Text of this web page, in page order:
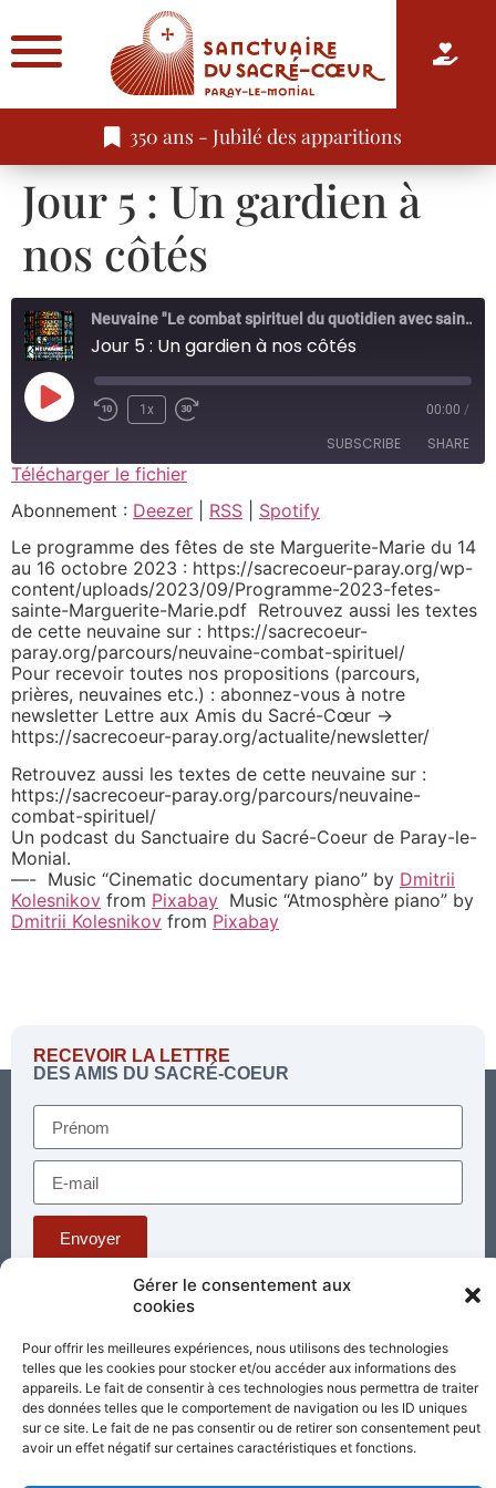
Gérer le consentement aux
cookies
Pour offrir les meilleures expériences, nous utilisons des technologies
telles que les cookies pour stocker et/ou accéder aux informations des
appareils. Le fait de consentir à ces technologies nous permettra de traiter
des données telles que le comportement de navigation ou les ID uniques
sur ce site. Le fait de ne pas consentir ou de retirer son consentement peut
avoir un effet négatif sur certaines caractéristiques et fonctions.
350 ans - Jubilé des apparitions
Jour 5 : Un gardien à
nos côtés
Neuvaine "Le combat spirituel du quotidien avec sainte Marguerite-Marie"
Jour 5 : Un gardien à nos côtés
1x 00:00 /
SUBSCRIBE SHARE
Deezer RSS
Spotify
RSS FEED
SHARE
LINK
EMBED
Télécharger le fichier
Abonnement : Deezer RSS
Spotify
Le programme des fêtes de ste Marguerite-Marie du 14
au 16 octobre 2023 : https://sacrecoeur-paray.org/wp-
content/uploads/2023/09/Programme-2023-fetes-
sainte-Marguerite-Marie.pdf Retrouvez aussi les textes
de cette neuvaine sur : https://sacrecoeur-
paray.org/parcours/neuvaine-combat-spirituel/
Pour recevoir toutes nos propositions (parcours,
prières, neuvaines etc.) : abonnez-vous à notre
newsletter Lettre aux Amis du Sacré-Cœur ->
https://sacrecoeur-paray.org/actualite/newsletter/
Retrouvez aussi les textes de cette neuvaine sur :
https://sacrecoeur-paray.org/parcours/neuvaine-
combat-spirituel/
Un podcast du Sanctuaire du Sacré-Coeur de Paray-le-
Monial.
—- Music “Cinematic documentary piano” by Dmitrii
Kolesnikov from Pixabay Music “Atmosphère piano” by
Dmitrii Kolesnikov from Pixabay
RECEVOIR LA LETTRE
DES AMIS DU SACRÉ-COEUR
Envoyer
Téléphone : 03 85 81 56 00
standard@sacrecoeur-paray.org
Paray TV
Agenda Nous contacter
Nos
partenaires
Mentions
légales